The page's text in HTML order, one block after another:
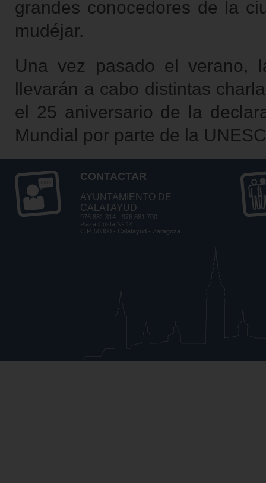
grandes conocedores de la
mudéjar.
Una vez pasado el verano,
llevarán a cabo distintas
el 25 aniversario de la
Mundial por parte de la
CONTACTAR
AYUNTAMIENTO DE
CALATAYUD
976 881 314 - 976 881 700
Plaza Costa Nº 14
C.P. 50300 - Calatayud - Zaragoza